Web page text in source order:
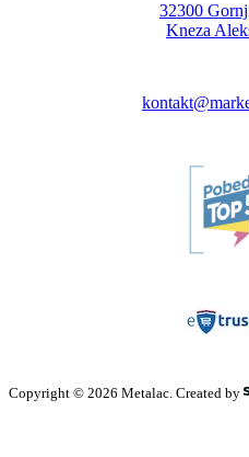
32300
Kneza
Copyright © 2026 Metalac. Created by